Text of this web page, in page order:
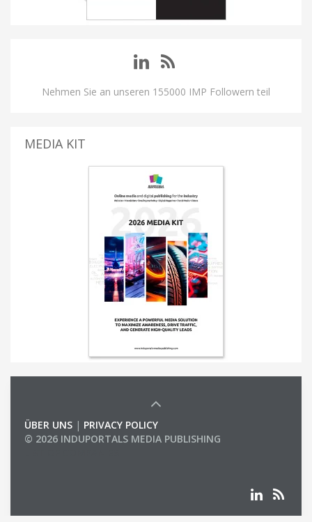
Nehmen Sie an unseren 155000 IMP Followern teil
MEDIA KIT
ÜBER UNS | PRIVACY POLICY
© 2026 INDUPORTALS MEDIA PUBLISHING